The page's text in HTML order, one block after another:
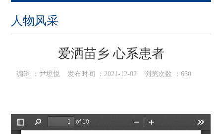
人物风采
爱洒苗乡 心系患者
编辑 ： 尹境悦 发布时间 ： 2021-12-02 浏览次数 ： 630